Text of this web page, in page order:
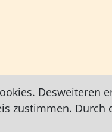
Desweiteren
zustimmen. Durch